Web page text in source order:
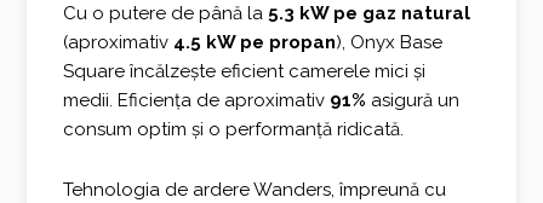
Cu o putere de până la 5.3 kW pe gaz natural
(aproximativ 4.5 kW pe propan), Onyx Base
Square încălzește eficient camerele mici și
medii. Eficiența de aproximativ 91% asigură un
consum optim și o performanță ridicată.
Tehnologia de ardere Wanders, împreună cu